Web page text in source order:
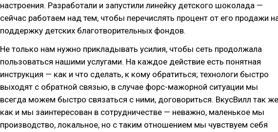
настроения. Разработали и запустили линейку детского шоколада —
сейчас работаем над тем, чтобы перечислять процент от его продажи
поддержку детских благотворительных фондов.
Не только нам нужно прикладывать усилия, чтобы сеть продолжала
пользоваться нашими услугами. На каждое действие есть понятная
инструкция — как и что сделать, к кому обратиться; технологи быстро
выходят с обратной связью, в случае форс-мажорной ситуации мы
всегда можем быстро связаться с ними, договориться. ВкусВилл так
как и мы заинтересован в сотрудничестве — неважно, маленькое мы
производство, локальное, но с таким отношением мы чувствуем себя